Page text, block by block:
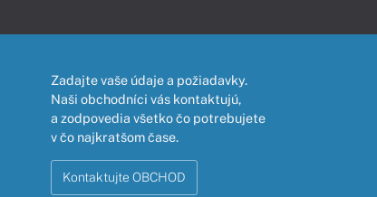
Zadajte vaše údaje a požiadavky.
Naši obchodníci vás kontaktujú,
a zodpovedia všetko čo potrebujete
v čo najkratšom čase.
Kontaktujte OBCHOD